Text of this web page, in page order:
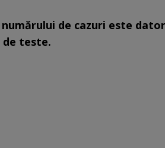
de cazuri este
de teste.